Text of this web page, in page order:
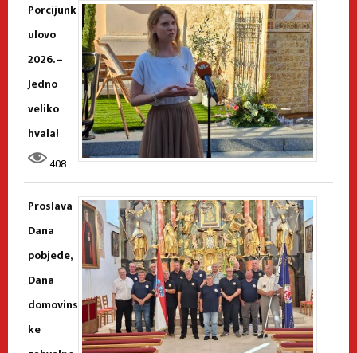
Porcijunk
ulovo
2026. –
Jedno
veliko
hvala!
408
Proslava
Dana
pobjede,
Dana
domovins
ke